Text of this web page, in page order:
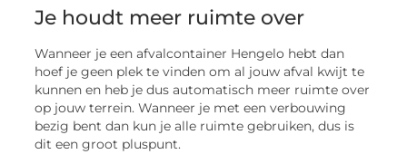
Je houdt meer ruimte over
Wanneer je een afvalcontainer Hengelo hebt dan
hoef je geen plek te vinden om al jouw afval kwijt te
kunnen en heb je dus automatisch meer ruimte over
op jouw terrein. Wanneer je met een verbouwing
bezig bent dan kun je alle ruimte gebruiken, dus is
dit een groot pluspunt.